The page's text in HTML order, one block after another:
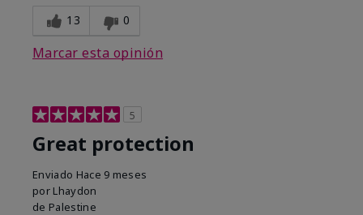
13 0
Marcar esta opinión
5
Great protection
Enviado Hace 9 meses
por Lhaydon
de Palestine